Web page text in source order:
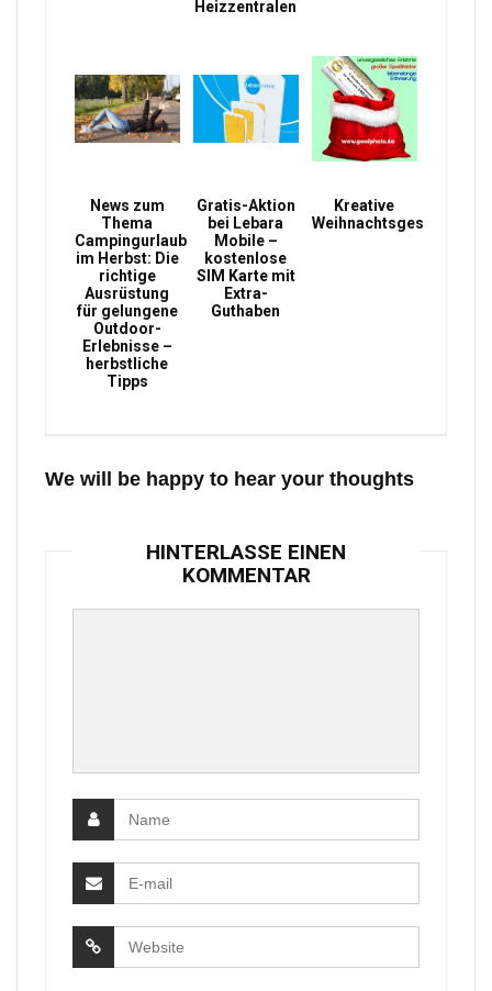
Heizzentralen
News zum
Thema
Campingurlaub
im Herbst: Die
richtige
Ausrüstung
für gelungene
Outdoor-
Erlebnisse –
herbstliche
Tipps
Gratis-Aktion
bei Lebara
Mobile –
kostenlose
SIM Karte mit
Extra-
Guthaben
Kreative
Weihnachtsgeschenke
We will be happy to hear your thoughts
HINTERLASSE EINEN
KOMMENTAR